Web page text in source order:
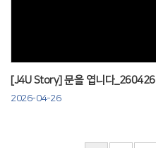
[J4U Story] 문을 엽니다_260426
2026-04-26